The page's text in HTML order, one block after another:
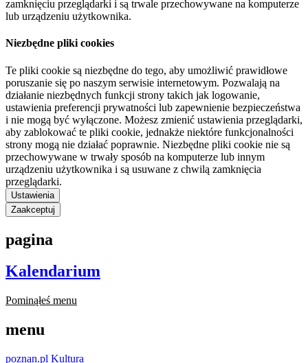
zamknięciu przeglądarki i są trwale przechowywane na komputerze
lub urządzeniu użytkownika.
Niezbędne pliki cookies
Te pliki cookie są niezbędne do tego, aby umożliwić prawidłowe
poruszanie się po naszym serwisie internetowym. Pozwalają na
działanie niezbędnych funkcji strony takich jak logowanie,
ustawienia preferencji prywatności lub zapewnienie bezpieczeństwa
i nie mogą być wyłączone. Możesz zmienić ustawienia przeglądarki,
aby zablokować te pliki cookie, jednakże niektóre funkcjonalności
strony mogą nie działać poprawnie. Niezbędne pliki cookie nie są
przechowywane w trwały sposób na komputerze lub innym
urządzeniu użytkownika i są usuwane z chwilą zamknięcia
przeglądarki.
Ustawienia
Zaakceptuj
pagina
Kalendarium
Pominąłeś menu
menu
poznan.pl Kultura